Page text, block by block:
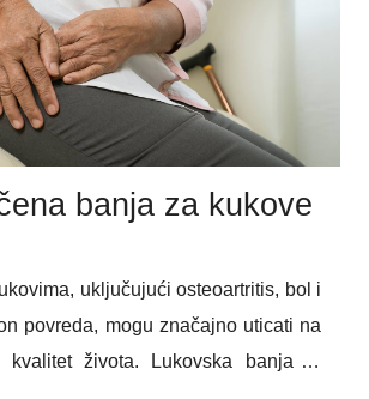
banja za kukove
uključujući osteoartritis, bol i
povreda, mogu značajno uticati na
kvalitet života. Lukovska banja je